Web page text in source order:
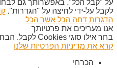
לקבל על-ידי לחיצה על "הגדרות".
הדגרות דחה הכל אשר הכל
אנו מעריכים את פרטיותך
בחר אילו סוגי Cookies לקבל. הבחירה שלך תישמר למשך שנה.
קרא את מדיניות הפרטיות שלנו
הכרחי